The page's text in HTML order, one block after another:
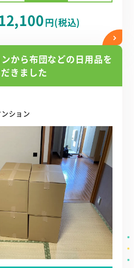
円(税込)
から布団などの日用品を
きました
ション